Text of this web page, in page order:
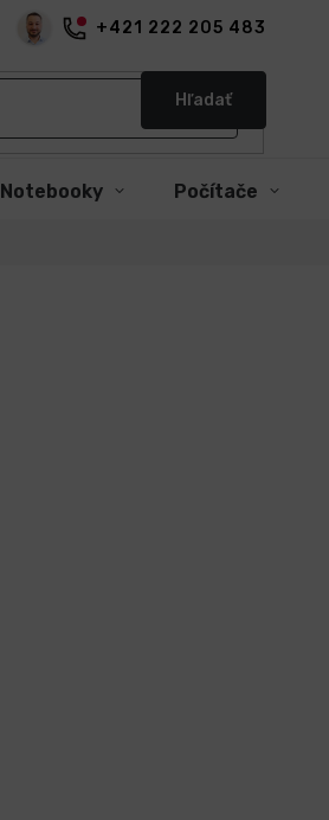
+421 222 205 483
Hľadať
Notebooky Počítače